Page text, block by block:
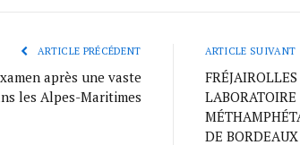
ARTICLE PRÉCÉDENT
après une vaste
les Alpes-Maritimes
ARTICLE SUIVANT
DE BORDEAUX